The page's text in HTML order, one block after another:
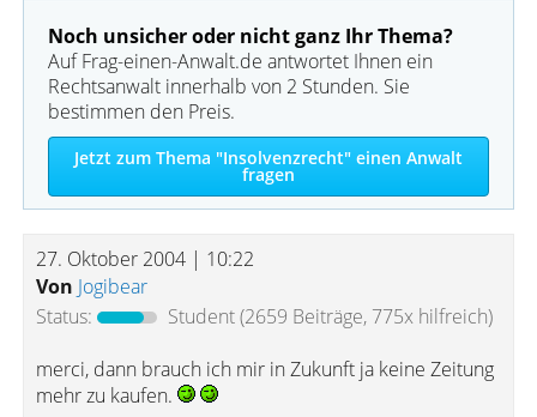
Noch unsicher oder nicht ganz Ihr Thema?
Auf Frag-einen-Anwalt.de antwortet Ihnen ein
Rechtsanwalt innerhalb von 2 Stunden. Sie
bestimmen den Preis.
Jetzt zum Thema "Insolvenzrecht" einen Anwalt
fragen
27. Oktober 2004 | 10:22
Von Jogibear
Status:
Student(2659 Beiträge, 775x hilfreich)
merci, dann brauch ich mir in Zukunft ja keine Zeitung
mehr zu kaufen.